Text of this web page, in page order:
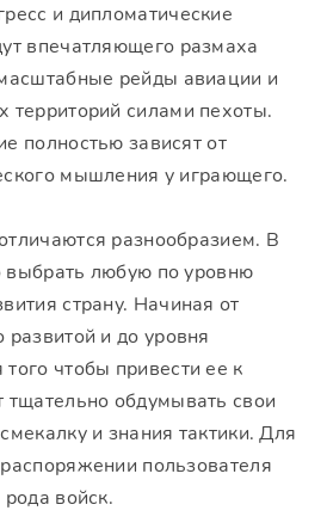
и дипломатические
впечатляющего размаха
рейды авиации и
территорий силами пехоты.
полностью зависят от
мышления у играющего.
разнообразием. В
любую по уровню
страну. Начиная от
развитой и до уровня
чтобы привести ее к
тщательно обдумывать свои
и знания тактики. Для
пользователя
войск.